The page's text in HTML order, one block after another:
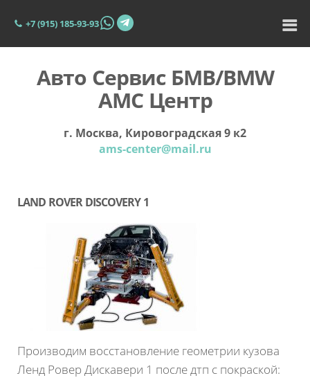
+7 (915) 185-93-93
Авто Сервис БМВ/BMW
АМС Центр
г. Москва, Кировоградская 9 к2
ams-center@mail.ru
LAND ROVER DISCOVERY 1
Производим восстановление геометрии кузова
Ленд Ровер Дискавери 1 после дтп с покраской: